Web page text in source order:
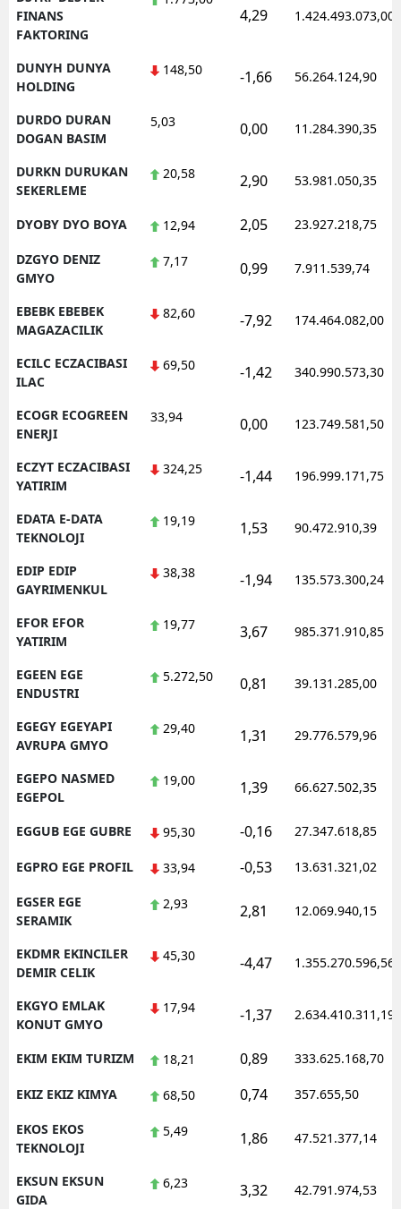
FINANS
FAKTORING
4,29 1.424.493.073,00
DUNYH DUNYA
HOLDING
148,50 -1,66 56.264.124,90
DURDO DURAN
DOGAN BASIM
5,03 0,00 11.284.390,35
DURKN DURUKAN
SEKERLEME
20,58 2,90 53.981.050,35
DYOBY DYO BOYA 12,94 2,05 23.927.218,75
DZGYO DENIZ
GMYO
7,17 0,99 7.911.539,74
EBEBK EBEBEK
MAGAZACILIK
82,60 -7,92 174.464.082,00
ECILC ECZACIBASI
ILAC
69,50 -1,42 340.990.573,30
ECOGR ECOGREEN
ENERJI
33,94 0,00 123.749.581,50
ECZYT ECZACIBASI
YATIRIM
324,25 -1,44 196.999.171,75
EDATA E-DATA
TEKNOLOJI
19,19 1,53 90.472.910,39
EDIP EDIP
GAYRIMENKUL
38,38 -1,94 135.573.300,24
EFOR EFOR
YATIRIM
19,77 3,67 985.371.910,85
EGEEN EGE
ENDUSTRI
5.272,50 0,81 39.131.285,00
EGEGY EGEYAPI
AVRUPA GMYO
29,40 1,31 29.776.579,96
EGEPO NASMED
EGEPOL
19,00 1,39 66.627.502,35
EGGUB EGE GUBRE 95,30 -0,16 27.347.618,85
EGPRO EGE PROFIL 33,94 -0,53 13.631.321,02
EGSER EGE
SERAMIK
2,93 2,81 12.069.940,15
EKDMR EKINCILER
DEMIR CELIK
45,30 -4,47 1.355.270.596,56
EKGYO EMLAK
KONUT GMYO
17,94 -1,37 2.634.410.311,19
EKIM EKIM TURIZM 18,21 0,89 333.625.168,70
EKIZ EKIZ KIMYA 68,50 0,74 357.655,50
EKOS EKOS
TEKNOLOJI
5,49 1,86 47.521.377,14
EKSUN EKSUN
GIDA
6,23 3,32 42.791.974,53